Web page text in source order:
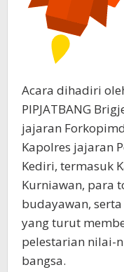
Acara dihadiri
PIPJATBANG
jajaran
Kapolres jajaran
Kediri, termasuk
Kurniawan, para
budayawan,
yang turut
pelestarian nilai-
bangsa.